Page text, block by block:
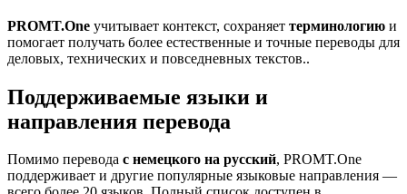
PROMT.One учитывает контекст, сохраняет терминологию и
помогает получать более естественные и точные переводы для
деловых, технических и повседневных текстов..
Поддерживаемые языки и
направления перевода
Помимо перевода с немецкого на русский, PROMT.One
поддерживает и другие популярные языковые направления —